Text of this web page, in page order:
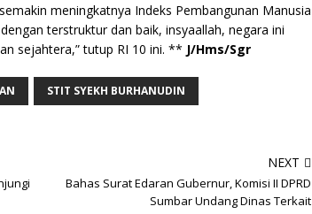
meningkatnya Indeks Pembangunan Manusia
terstruktur dan baik, insyaallah, negara ini
sejahtera,” tutup RI 10 ini. ** J/Hms/Sgr
STIT SYEKH BURHANUDIN
NEXT
Bahas Surat Edaran Gubernur, Komisi II DPRD
Sumbar Undang Dinas Terkait